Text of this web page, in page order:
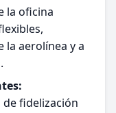
la oficina
la aerolínea y a
fidelización